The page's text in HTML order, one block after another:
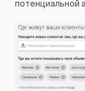
потенциальной